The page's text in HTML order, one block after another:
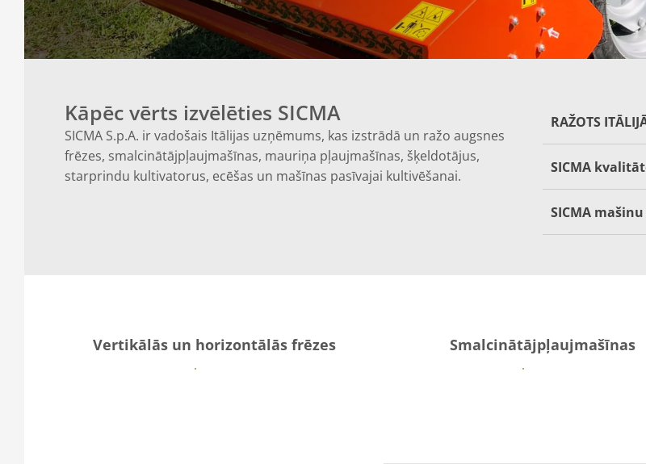
Kāpēc vērts izvēlēties SICMA
SICMA S.p.A. ir vadošais Itālijas uzņēmums, kas izstrādā un ražo augsnes
frēzes, smalcinātājpļaujmašīnas, mauriņa pļaujmašīnas, šķeldotājus,
starprindu kultivatorus, ecēšas un mašīnas pasīvajai kultivēšanai.
RAŽOTS
SICMA
SICMA
Vertikālās un horizontālās frēzes
Vairāk
Smalcinātājpļaujmašīnas
Vairāk